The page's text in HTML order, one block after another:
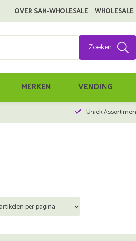
OVER SAM-WHOLESALE
Zoeken
MERKEN VENDING
Uniek